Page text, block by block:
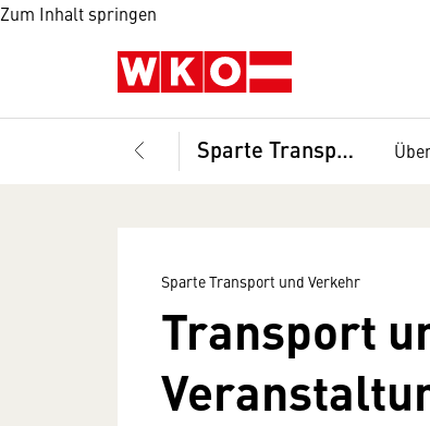
Zum Inhalt springen
Sparte Transport und Verkehr
Sparte Transport und Verkehr
Transport